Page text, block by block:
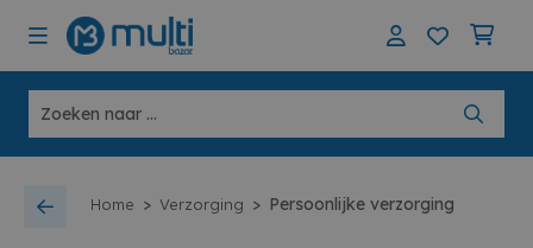
Home > Verzorging > Persoonlijke verzorging